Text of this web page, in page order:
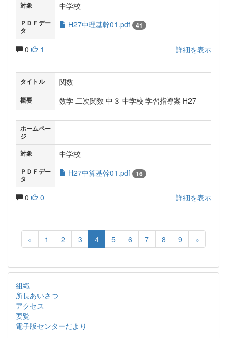
対象
中学校
ＰＤＦデー
タ
H27中理基幹01.pdf 41
0 1 詳細を表示
タイトル 関数
概要 数学 二次関数 中３ 中学校 学習指導案 H27
ホームペー
ジ
対象
中学校
ＰＤＦデー
タ
H27中算基幹01.pdf 16
0 0 詳細を表示
« 1 2 3 4 5 6 7 8 9 »
組織
所長あいさつ
アクセス
要覧
電子版センターだより